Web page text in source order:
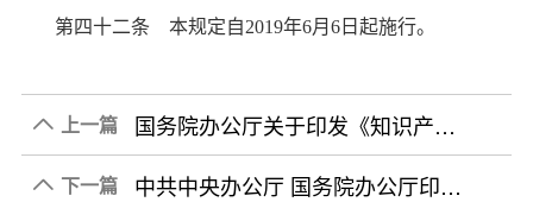
第四十二条 本规定自2019年6月6日起施行。
 上一篇 国务院办公厅关于印发《知识产权对外转让 有关工作办法（试行）》的通知
2019-03-14
 下一篇 中共中央办公厅 国务院办公厅印发《关于进一步弘扬科学家精神加强作风和学风建设的意见》